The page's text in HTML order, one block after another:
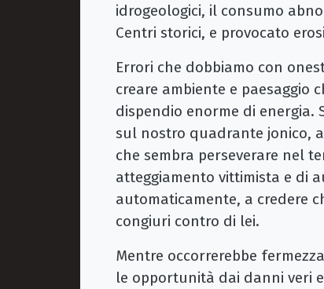
idrogeologici, il consumo
Centri storici, e provocato
Errori che dobbiamo con
creare ambiente e paesaggio
dispendio enorme di
sul nostro quadrante jonico,
che sembra perseverare nel
atteggiamento vittimista e di
automaticamente, a credere
congiuri contro di lei.
Mentre occorrerebbe
le opportunità dai danni veri